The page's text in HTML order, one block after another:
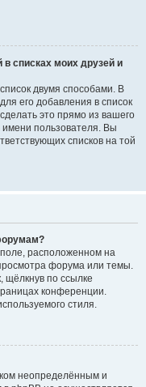
в списках моих друзей и
двумя способами. В
его добавления в список
это прямо из вашего
пользователя. Вы
списков на той
расположенном на
форума или темы.
щёлкнув по ссылке
конференции.
стиля.
неопределённым и